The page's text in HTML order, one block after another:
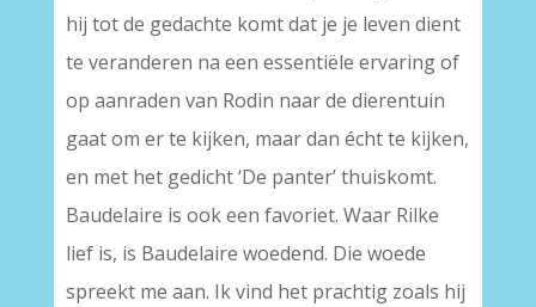
hij tot de gedachte komt dat je je leven dient
te veranderen na een essentiële ervaring of
op aanraden van Rodin naar de dierentuin
gaat om er te kijken, maar dan écht te kijken,
en met het gedicht ‘De panter’ thuiskomt.
Baudelaire is ook een favoriet. Waar Rilke
lief is, is Baudelaire woedend. Die woede
spreekt me aan. Ik vind het prachtig zoals hij